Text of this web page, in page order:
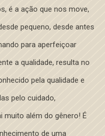
é a ação que nos move,
pequeno, desde antes
para aperfeiçoar
a qualidade, resulta no
pela qualidade e
pelo cuidado,
muito além do gênero! É
de uma